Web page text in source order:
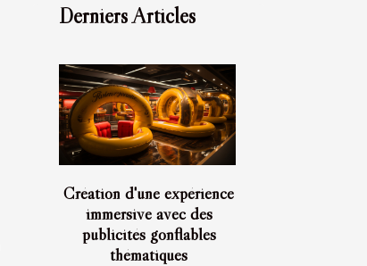
Derniers Articles
Création d'une expérience
immersive avec des
publicités gonflables
thématiques